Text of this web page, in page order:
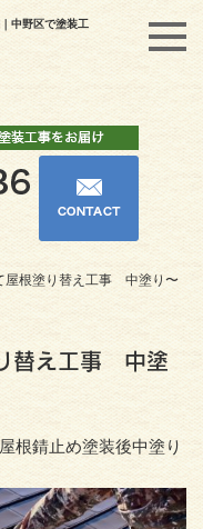
中野区で塗装工
屋根塗り替え工事 中塗り〜
替え工事 中塗
根錆止め塗装後中塗り